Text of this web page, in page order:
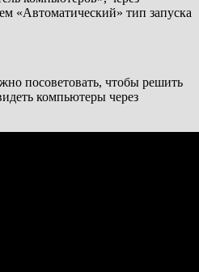
«Автоматический» тип запуска
посоветовать, чтобы решить
компьютеры через